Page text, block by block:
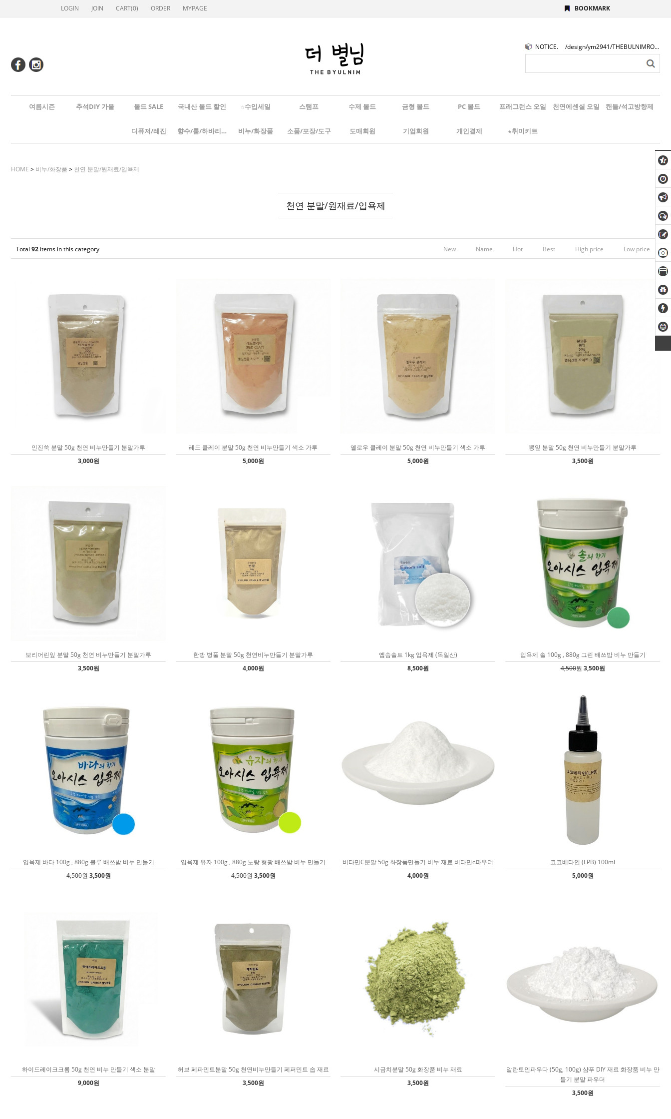
LOGIN JOIN CART(0) ORDER MYPAGE BOOKMARK
NOTICE. /design/ym2941/THEBULNIMROGO.png
여름시즌 추석DIY 가을 몰드 SALE 국내산 몰드 할인 ☆수입세일 스탬프 수제 몰드 금형 몰드 PC 몰드 프래그런스 오일 천연에센셜 오일 캔들/석고방향제
디퓨저/레진 향수/룸/하바리움 비누/화장품 소품/포장/도구 도매회원 기업회원 개인결제 ★취미키트
HOME > 비누/화장품 > 천연 분말/원재료/입욕제
천연 분말/원재료/입욕제
Total 92 items in this category New Name Hot Best High price Low price
인진쑥 분말 50g 천연 비누만들기 분말가루
3,000원
레드 클레이 분말 50g 천연 비누만들기 색소 가루
5,000원
옐로우 클레이 분말 50g 천연 비누만들기 색소 가루
5,000원
뽕잎 분말 50g 천연 비누만들기 분말가루
3,500원
보리어린잎 분말 50g 천연 비누만들기 분말가루
3,500원
한방 병풀 분말 50g 천연비누만들기 분말가루
4,000원
엡솜솔트 1kg 입욕제 (독일산)
8,500원
입욕제 솔 100g , 880g 그린 배쓰밤 비누 만들기
4,500원 3,500원
입욕제 바다 100g , 880g 블루 배쓰밤 비누 만들기
4,500원 3,500원
입욕제 유자 100g , 880g 노랑 형광 배쓰밤 비누 만들기
4,500원 3,500원
비타민C분말 50g 화장품만들기 비누 재료 비타민c파우더
4,000원
코코베타인 (LPB) 100ml
5,000원
하이드레이크크롬 50g 천연 비누 만들기 색소 분말
9,000원
허브 페파민트분말 50g 천연비누만들기 페퍼민트 솝 재료
3,500원
시금치분말 50g 화장품 비누 재료
3,500원
알란토인파우다 (50g, 100g) 샴푸 DIY 재료 화장품 비누 만
들기 분말 파우더
3,500원